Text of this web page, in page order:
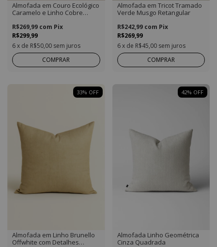
Almofada em Couro Ecológico
Caramelo e Linho Cobre
R$299,99
R$269,99 com Pix
6x de R$50,00 sem juros
COMPRAR
Almofada em Tricot Tramado
Verde Musgo Retangular
R$269,99
R$242,99 com Pix
6 x de R$45,00 sem juros
COMPRAR
33% OFF
Almofada em Linho Brunello
Offwhite com Detalhes
42% OFF
Almofada Linho Geométrica
Cinza Quadrada